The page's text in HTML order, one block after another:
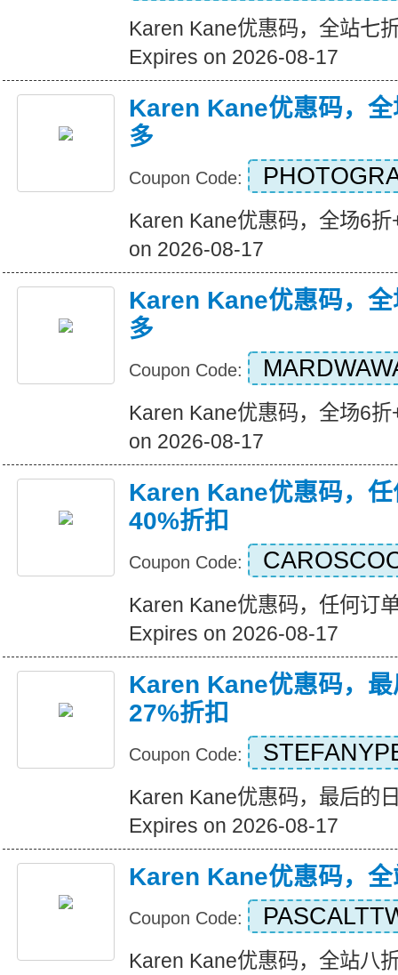
Karen Kane优惠码，全站七
Expires on 2026-08-17
Karen Kane优惠码，
多
Coupon Code:
Karen Kane优惠码，全场6
on 2026-08-17
Karen Kane优惠码，
多
Coupon Code:
Karen Kane优惠码，全场6
on 2026-08-17
Karen Kane优惠码，
40%折扣
Coupon Code:
Karen Kane优惠码，任何订
Expires on 2026-08-17
Karen Kane优惠码，
27%折扣
Coupon Code:
Karen Kane优惠码，最后的
Expires on 2026-08-17
Karen Kane优惠码，
Coupon Code:
Karen Kane优惠码，全站八